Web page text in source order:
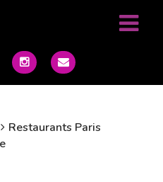
Restaurants Paris